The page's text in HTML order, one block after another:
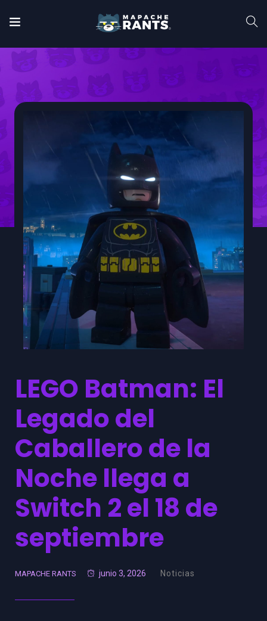
LEGO Batman: El
Legado del
Caballero de la
Noche llega a
Switch 2 el 18 de
septiembre
MAPACHE RANTS junio 3, 2026 Noticias